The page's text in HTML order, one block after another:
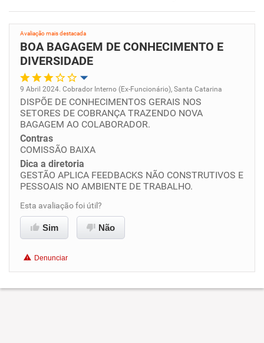
Avaliação mais destacada
BOA BAGAGEM DE CONHECIMENTO E
DIVERSIDADE
Oportunidade de promoção
Conciliação com a vida familiar
Benefícios
Não recomenda a diretoria
9 Abril 2024. Cobrador Interno (Ex-Funcionário), Santa Catarina
DISPÕE DE CONHECIMENTOS GERAIS NOS
SETORES DE COBRANÇA TRAZENDO NOVA
BAGAGEM AO COLABORADOR.
Contras
COMISSÃO BAIXA
Dica a diretoria
GESTÃO APLICA FEEDBACKS NÃO CONSTRUTIVOS E
PESSOAIS NO AMBIENTE DE TRABALHO.
Esta avaliação foi útil?
Sim Não
Denunciar